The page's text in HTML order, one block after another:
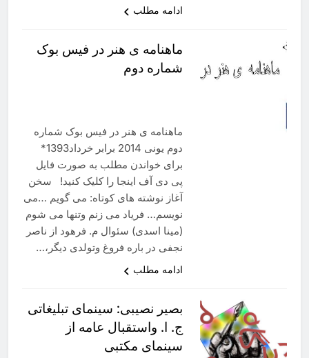
ادامه مطلب
ماهنامه ی هنر در فیس بوک
شماره دوم
ماهنامه ی هنر در فیس بوک شماره
دوم یونی 2014 برابر خرداد1393*
برای خواندن مطلب به صورت فایل
پی‌ دی آف‌‌ اینجا را کلیک کنید! سخن
آغاز نوشته های کوتاه: می گویم …می
نویسم… فریاد می زنم وتنها می شوم
(مینا اسدی) سئوال م. فرهود از ناصر
نجفی در باره فروغ وتولدی دیگر،…
ادامه مطلب
بصیر نصیبی: سینمای تبلیغاتی
ج. ا. واستقبال عامه از
سینمای مکتبی